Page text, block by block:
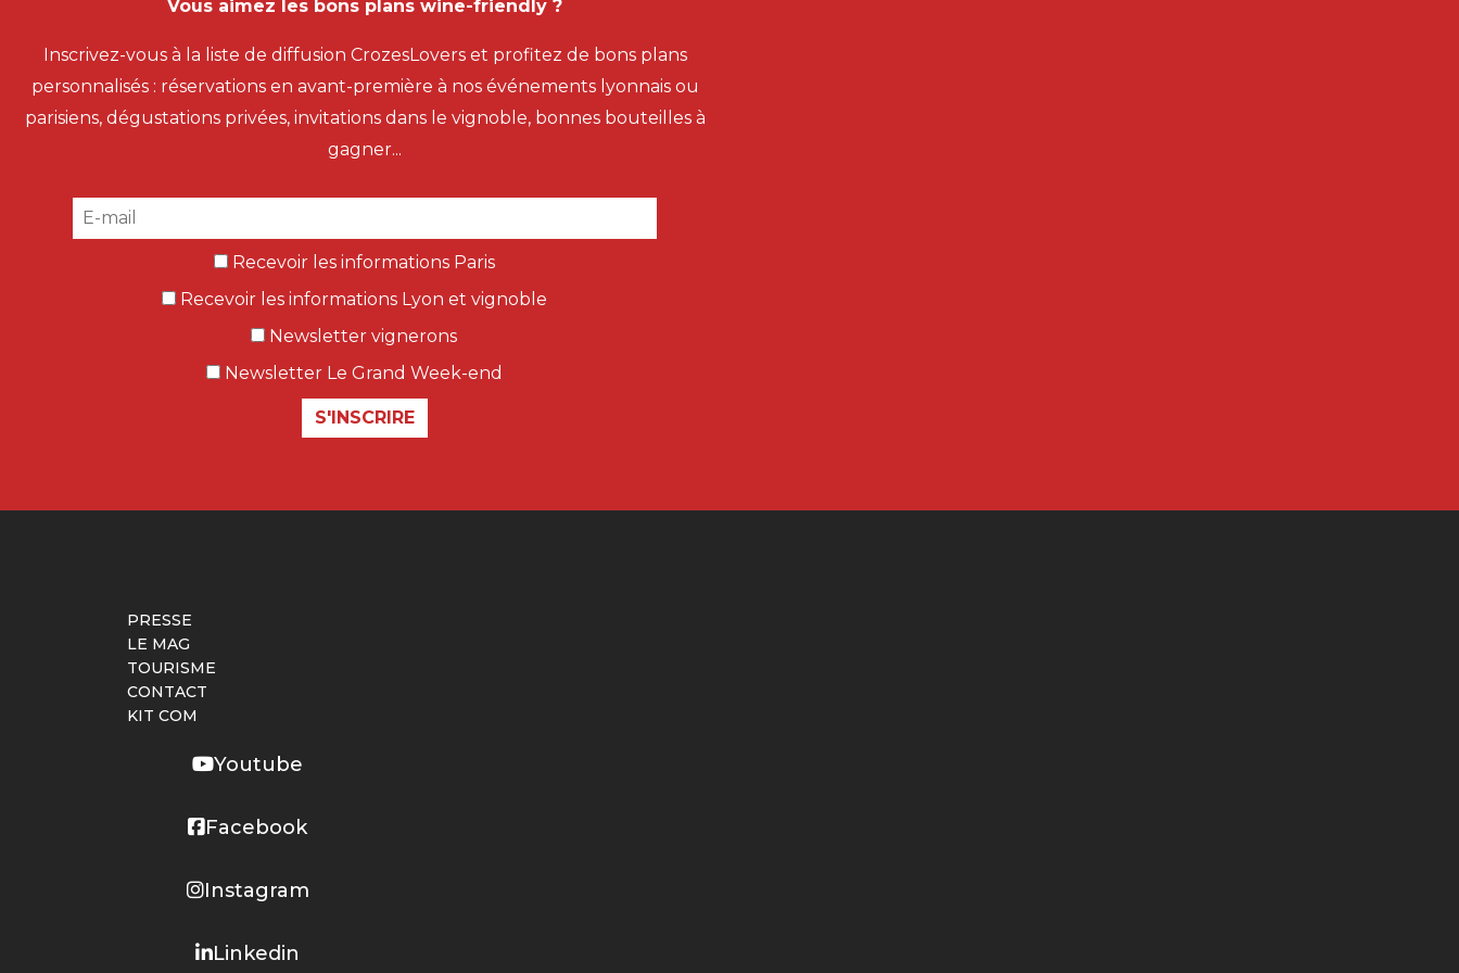
Vous aimez les bons plans wine-friendly ?
Inscrivez-vous à la liste de diffusion CrozesLovers et profitez de bons plans
personnalisés : réservations en avant-première à nos événements lyonnais ou
parisiens, dégustations privées, invitations dans le vignoble, bonnes bouteilles à
gagner...
Recevoir les informations Paris
Recevoir les informations Lyon et vignoble
Newsletter vignerons
Newsletter Le Grand Week-end
S'INSCRIRE
PRESSE
LE MAG
TOURISME
CONTACT
KIT COM
Youtube
Facebook
Instagram
Linkedin